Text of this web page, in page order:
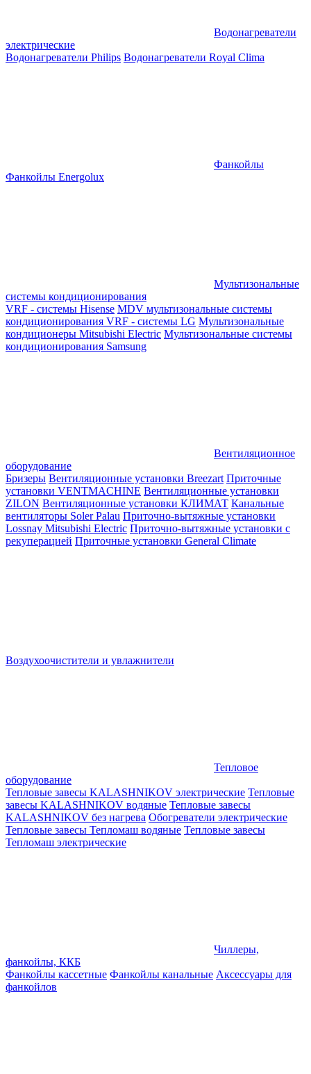
Водонагреватели
электрические
Водонагреватели Philips Водонагреватели Royal Clima
Фанкойлы
Фанкойлы Energolux
Мультизональные
системы кондиционирования
VRF - системы Hisense MDV мультизональные системы
кондиционирования VRF - системы LG Мультизональные
кондиционеры Mitsubishi Electric Мультизональные системы
кондиционирования Samsung
Вентиляционное
оборудование
Бризеры Вентиляционные установки Breezart Приточные
установки VENTMACHINE Вентиляционные установки
ZILON Вентиляционные установки КЛИМАТ Канальные
вентиляторы Soler Palau Приточно-вытяжные установки
Lossnay Mitsubishi Electric Приточно-вытяжные установки с
рекуперацией Приточные установки General Climate
Воздухоочистители и увлажнители
Тепловое
оборудование
Тепловые завесы KALASHNIKOV электрические Тепловые
завесы KALASHNIKOV водяные Тепловые завесы
KALASHNIKOV без нагрева Обогреватели электрические
Тепловые завесы Тепломаш водяные Тепловые завесы
Тепломаш электрические
Чиллеры,
фанкойлы, ККБ
Фанкойлы кассетные Фанкойлы канальные Аксессуары для
фанкойлов